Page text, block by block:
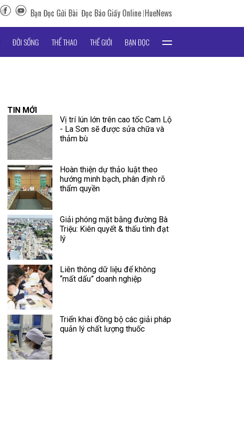
Bạn Đọc Gửi Bài Đọc Báo Giấy Online HueNews
ĐỜI SỐNG THỂ THAO THẾ GIỚI BẠN ĐỌC
TIN MỚI
Vị trí lún lớn trên cao tốc Cam Lộ
- La Sơn sẽ được sửa chữa và
thảm bù
Hoàn thiện dự thảo luật theo
hướng minh bạch, phân định rõ
thẩm quyền
Giải phóng mặt bằng đường Bà
Triệu: Kiên quyết & thấu tình đạt
lý
Liên thông dữ liệu để không
“mất dấu” doanh nghiệp
Triển khai đồng bộ các giải pháp
quản lý chất lượng thuốc